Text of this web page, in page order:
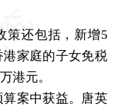
还包括，新增5
家庭的子女免税
港元。
案中获益。唐英